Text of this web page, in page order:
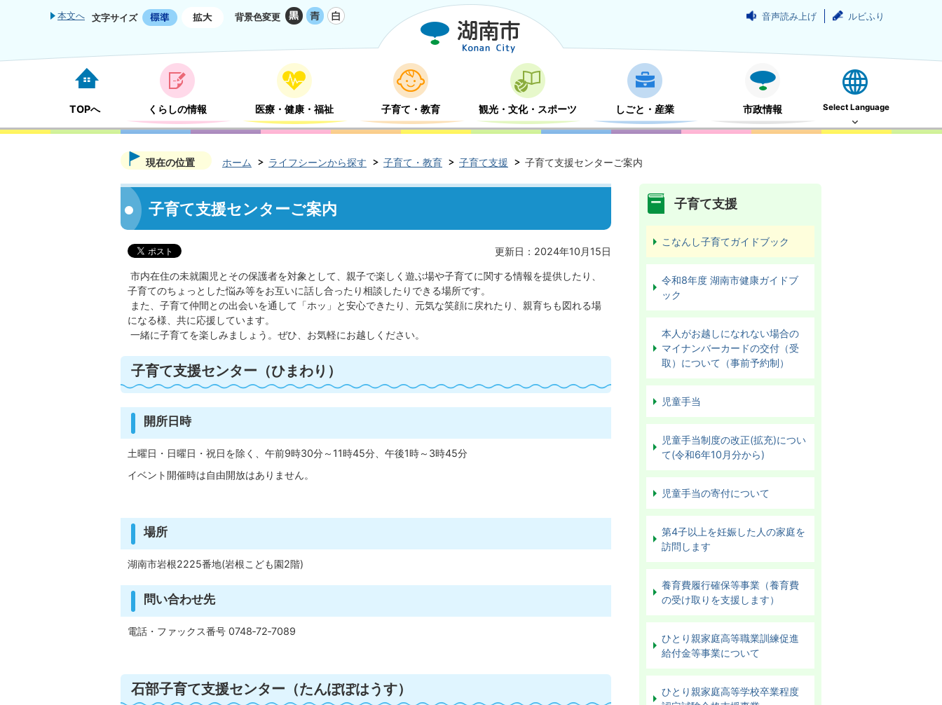
本文へ 文字サイズ 背景色変更 音声読み上げ ルビふり
TOPへ くらしの情報 医療・健康・福祉 子育て・教育 観光・文化・スポーツ しごと・産業 市政情報 Select Language
現在の位置 ホーム ライフシーンから探す 子育て・教育 子育て支援 子育て支援センターご案内
子育て支援センターご案内
更新日：2024年10月15日
市内在住の未就園児とその保護者を対象として、親子で楽しく遊ぶ場や子育てに関する情報を提供したり、
子育てのちょっとした悩み等をお互いに話し合ったり相談したりできる場所です。
また、子育て仲間との出会いを通して「ホッ」と安心できたり、元気な笑顔に戻れたり、親育ちも図れる場
になる様、共に応援しています。
一緒に子育てを楽しみましょう。ぜひ、お気軽にお越しください。
子育て支援センター（ひまわり）
開所日時
土曜日・日曜日・祝日を除く、午前9時30分～11時45分、午後1時～3時45分
イベント開催時は自由開放はありません。
場所
湖南市岩根2225番地(岩根こども園2階)
問い合わせ先
電話・ファックス番号 0748‐72‐7089
石部子育て支援センター（たんぽぽはうす）
子育て支援
こなんし子育てガイドブック
令和8年度 湖南市健康ガイドブ
ック
本人がお越しになれない場合の
マイナンバーカードの交付（受
取）について（事前予約制）
児童手当
児童手当制度の改正(拡充)につい
て(令和6年10月分から)
児童手当の寄付について
第4子以上を妊娠した人の家庭を
訪問します
養育費履行確保等事業（養育費
の受け取りを支援します）
ひとり親家庭高等職業訓練促進
給付金等事業について
ひとり親家庭高等学校卒業程度